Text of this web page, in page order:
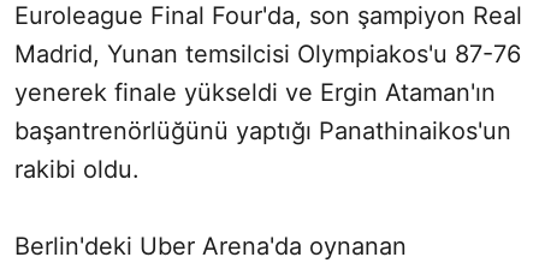
Euroleague Final Four'da, son şampiyon Real
Madrid, Yunan temsilcisi Olympiakos'u 87-76
yenerek finale yükseldi ve Ergin Ataman'ın
başantrenörlüğünü yaptığı Panathinaikos'un
rakibi oldu.
Berlin'deki Uber Arena'da oynanan